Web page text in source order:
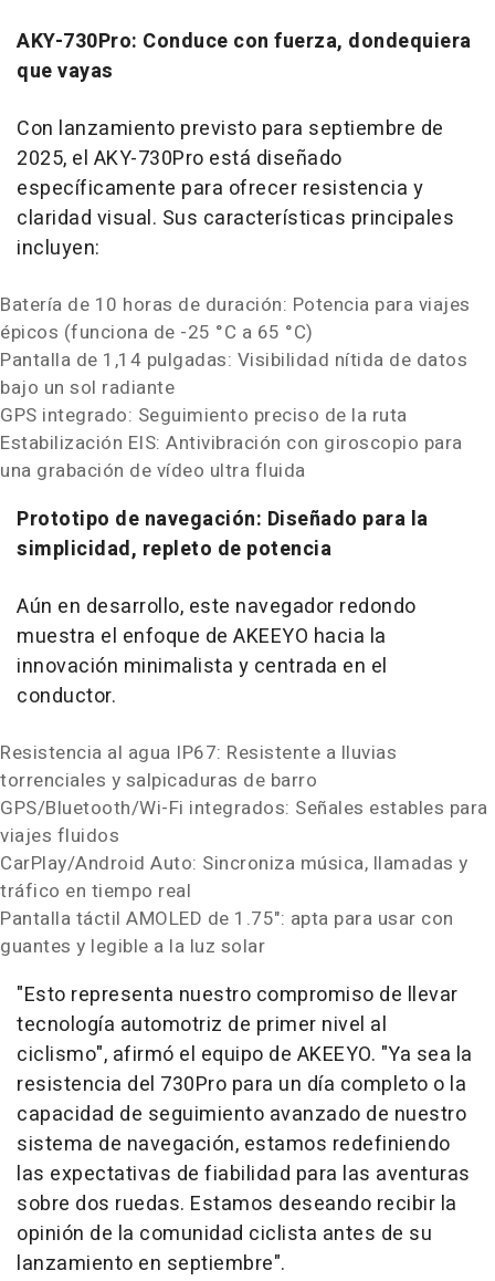
AKY-730Pro: Conduce con fuerza, dondequiera
que vayas
Con lanzamiento previsto para septiembre de
2025, el AKY-730Pro está diseñado
específicamente para ofrecer resistencia y
claridad visual. Sus características principales
incluyen:
Batería de 10 horas de duración: Potencia para viajes
épicos (funciona de -25 °C a 65 °C)
Pantalla de 1,14 pulgadas: Visibilidad nítida de datos
bajo un sol radiante
GPS integrado: Seguimiento preciso de la ruta
Estabilización EIS: Antivibración con giroscopio para
una grabación de vídeo ultra fluida
Prototipo de navegación: Diseñado para la
simplicidad, repleto de potencia
Aún en desarrollo, este navegador redondo
muestra el enfoque de AKEEYO hacia la
innovación minimalista y centrada en el
conductor.
Resistencia al agua IP67: Resistente a lluvias
torrenciales y salpicaduras de barro
GPS/Bluetooth/Wi-Fi integrados: Señales estables para
viajes fluidos
CarPlay/Android Auto: Sincroniza música, llamadas y
tráfico en tiempo real
Pantalla táctil AMOLED de 1.75": apta para usar con
guantes y legible a la luz solar
"Esto representa nuestro compromiso de llevar
tecnología automotriz de primer nivel al
ciclismo", afirmó el equipo de AKEEYO. "Ya sea la
resistencia del 730Pro para un día completo o la
capacidad de seguimiento avanzado de nuestro
sistema de navegación, estamos redefiniendo
las expectativas de fiabilidad para las aventuras
sobre dos ruedas. Estamos deseando recibir la
opinión de la comunidad ciclista antes de su
lanzamiento en septiembre".